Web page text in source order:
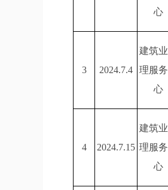
心
3 2024.7.4
建筑
理服
心
4 2024.7.15
建筑
理服
心